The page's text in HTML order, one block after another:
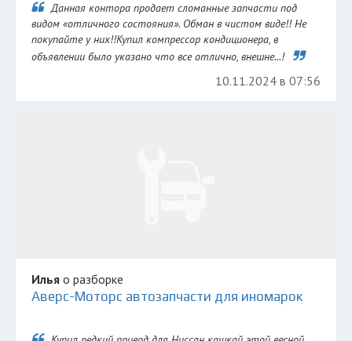
Данная контора продает сломанные запчасти под
видом «отличного состояния». Обман в чистом виде!! Не
покупайте у них!!Купил компрессор кондиционера, в
объявлении было указано что все отлично, внешне...!
10.11.2024 в 07:56
Илья о разборке
Аверс-Моторс автозапчасти для иномарок